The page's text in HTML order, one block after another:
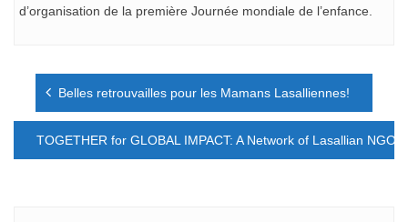
d’organisation de la première Journée mondiale de l’enfance.
Navigation
l’article
Belles retrouvailles pour les Mamans Lasalliennes!
TOGETHER for GLOBAL IMPACT: A Network of Lasallian NGOs